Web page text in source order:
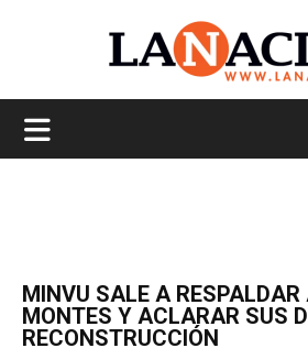
MINVU SALE A RESPALDAR
MONTES Y ACLARAR SUS
RECONSTRUCCIÓN